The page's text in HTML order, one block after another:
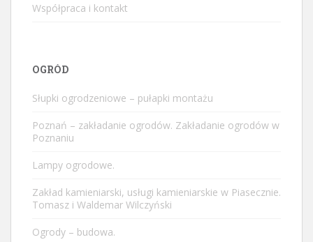
Współpraca i kontakt
OGRÓD
Słupki ogrodzeniowe – pułapki montażu
Poznań – zakładanie ogrodów. Zakładanie ogrodów w
Poznaniu
Lampy ogrodowe.
Zakład kamieniarski, usługi kamieniarskie w Piasecznie.
Tomasz i Waldemar Wilczyński
Ogrody – budowa.